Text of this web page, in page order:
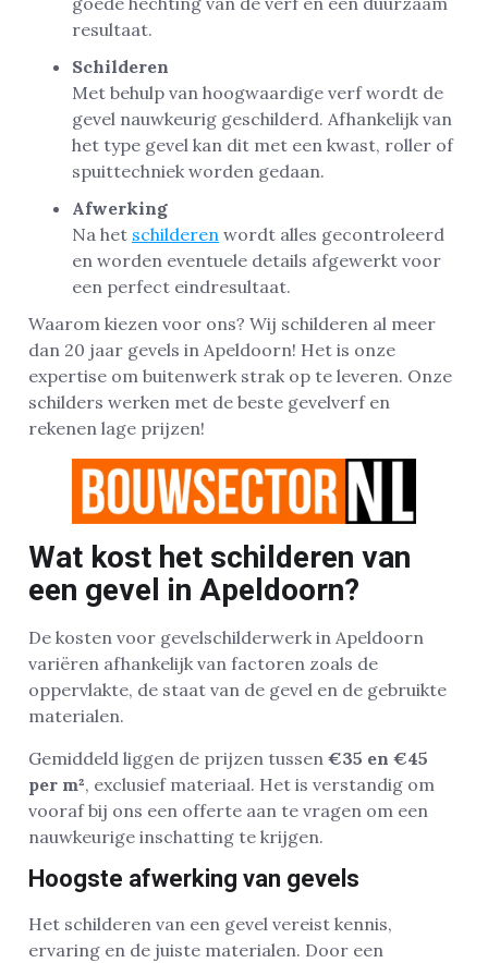
resultaat.
Schilderen
Met behulp van hoogwaardige verf wordt de
gevel nauwkeurig geschilderd. Afhankelijk van
het type gevel kan dit met een kwast, roller of
spuittechniek worden gedaan.
Afwerking
Na het schilderen wordt alles gecontroleerd
en worden eventuele details afgewerkt voor
een perfect eindresultaat.
Waarom kiezen voor ons? Wij schilderen al meer
dan 20 jaar gevels in Apeldoorn! Het is onze
expertise om buitenwerk strak op te leveren. Onze
schilders werken met de beste gevelverf en
rekenen lage prijzen!
Wat kost het schilderen van
een gevel in Apeldoorn?
De kosten voor gevelschilderwerk in Apeldoorn
variëren afhankelijk van factoren zoals de
oppervlakte, de staat van de gevel en de gebruikte
materialen.
Gemiddeld liggen de prijzen tussen €35 en €45
per m², exclusief materiaal. Het is verstandig om
vooraf bij ons een offerte aan te vragen om een
nauwkeurige inschatting te krijgen.
Hoogste afwerking van gevels
Het schilderen van een gevel vereist kennis,
ervaring en de juiste materialen. Door een